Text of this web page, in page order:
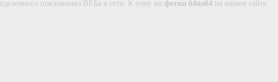
поклонника ВЕБа в сети. К тому же фотки 64на64 на нашем сайте